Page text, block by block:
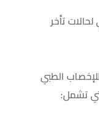
تأخر
للإخصاب الطبي
تشمل: